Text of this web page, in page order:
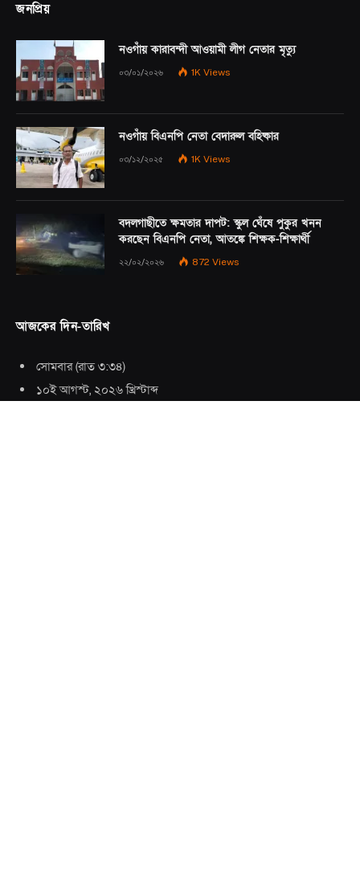
জনপ্রিয়
নওগাঁয় কারাবন্দী আওয়ামী লীগ নেতার মৃত্যু
০৩/০১/২০২৬ 1K Views
নওগাঁয় বিএনপি নেতা বেদারুল বহিষ্কার
০৩/১২/২০২৫ 1K Views
বদলগাছীতে ক্ষমতার দাপট: স্কুল ঘেঁষে পুকুর খনন
করছেন বিএনপি নেতা, আতঙ্কে শিক্ষক-শিক্ষার্থী
২২/০২/২০২৬ 872 Views
আজকের দিন-তারিখ
সোমবার(রাত ৩:৩৪)
১০ই আগস্ট, ২০২৬ খ্রিস্টাব্দ